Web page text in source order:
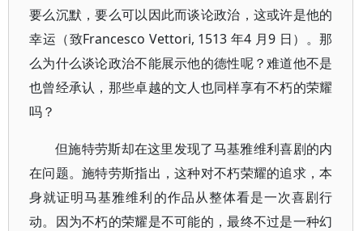
要么沉默，要么可以因此而谈论政治，这或许是他的
幸运（致Francesco Vettori, 1513 年4 月9 日）。那
么为什么谈论政治不能展示他的德性呢？难道他不是
也曾经承认，那些卓越的文人也同样享有不朽的荣耀
吗？
但施特劳斯却在这里发现了马基雅维利喜剧的内
在问题。施特劳斯指出，这种对不朽荣耀的追求，本
身就证明马基雅维利的作品从整体看是一次喜剧行
动。因为不朽的荣耀是不可能的，最终不过是一种幻